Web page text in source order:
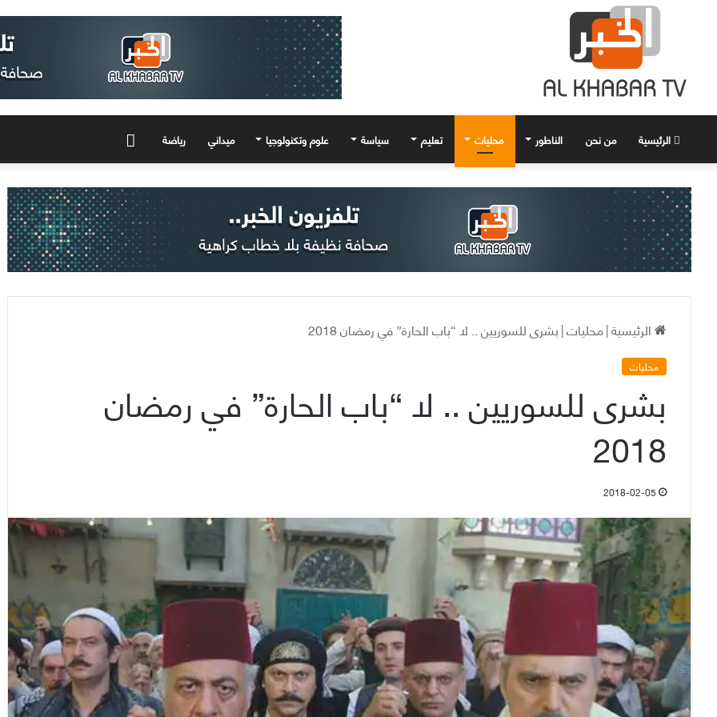
الرئيسية من نحن الناطور محليات تعليم سياسة علوم وتكنولوجيا ميداني رياضة
الرئيسية|محليات|بشرى للسوريين .. لا “باب الحارة” في رمضان 2018
محليات
بشرى للسوريين .. لا “باب الحارة” في رمضان
2018
2018-02-05